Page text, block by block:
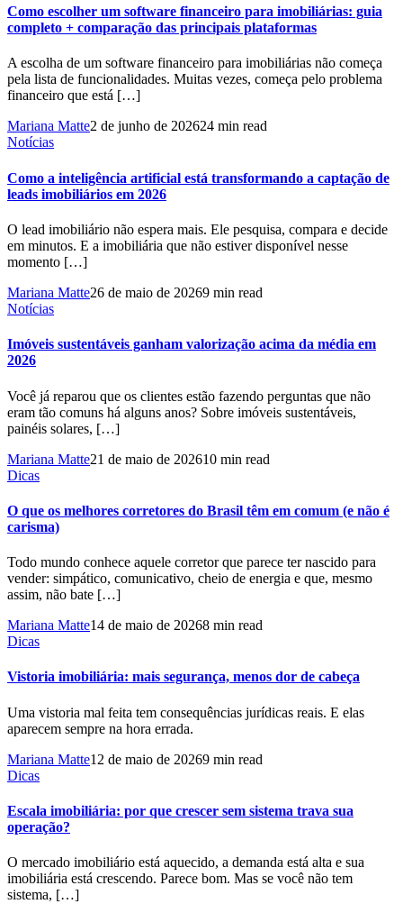
Como escolher um software financeiro para imobiliárias: guia
completo + comparação das principais plataformas
A escolha de um software financeiro para imobiliárias não começa
pela lista de funcionalidades. Muitas vezes, começa pelo problema
financeiro que está […]
Mariana Matte2 de junho de 202624 min read
Notícias
Como a inteligência artificial está transformando a captação de
leads imobiliários em 2026
O lead imobiliário não espera mais. Ele pesquisa, compara e decide
em minutos. E a imobiliária que não estiver disponível nesse
momento […]
Mariana Matte26 de maio de 20269 min read
Notícias
Imóveis sustentáveis ganham valorização acima da média em
2026
Você já reparou que os clientes estão fazendo perguntas que não
eram tão comuns há alguns anos? Sobre imóveis sustentáveis,
painéis solares, […]
Mariana Matte21 de maio de 202610 min read
Dicas
O que os melhores corretores do Brasil têm em comum (e não é
carisma)
Todo mundo conhece aquele corretor que parece ter nascido para
vender: simpático, comunicativo, cheio de energia e que, mesmo
assim, não bate […]
Mariana Matte14 de maio de 20268 min read
Dicas
Vistoria imobiliária: mais segurança, menos dor de cabeça
Uma vistoria mal feita tem consequências jurídicas reais. E elas
aparecem sempre na hora errada.
Mariana Matte12 de maio de 20269 min read
Dicas
Escala imobiliária: por que crescer sem sistema trava sua
operação?
O mercado imobiliário está aquecido, a demanda está alta e sua
imobiliária está crescendo. Parece bom. Mas se você não tem
sistema, […]